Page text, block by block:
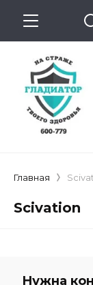
Главная
Scivation
Нужна